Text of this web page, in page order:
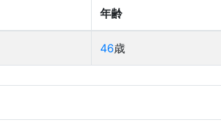
年齢
46歳